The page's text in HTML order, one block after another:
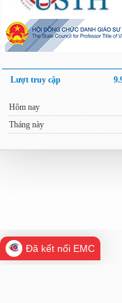
Lượt truy cập
Hôm nay
Tháng này
Đã kết nối EMC